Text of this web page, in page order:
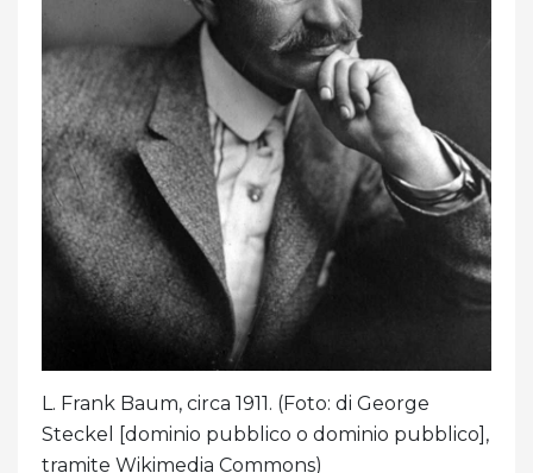
L. Frank Baum, circa 1911. (Foto: di George
Steckel [dominio pubblico o dominio pubblico],
tramite Wikimedia Commons)